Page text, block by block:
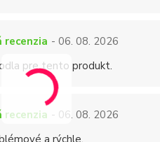
recenzia - 06. 08. 2026
pre tento produkt.
recenzia - 06. 08. 2026
a rýchle.